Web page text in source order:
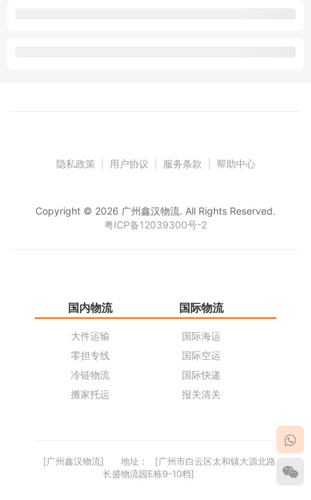
隐私政策 用户协议 服务条款 帮助中心
Copyright © 2026 广州鑫汉物流. All Rights Reserved.
粤ICP备12039300号-2
国内物流
大件运输
零担专线
冷链物流
搬家托运
国际物流
国际海运
国际空运
国际快递
报关清关
[广州鑫汉物流] 地址：
[广州市白云区太和镇大源北路
长盛物流园E栋9-10档]